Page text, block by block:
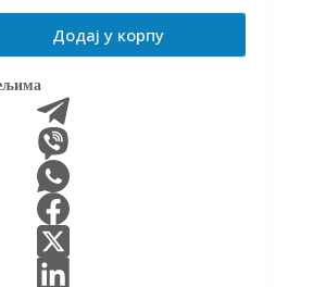
Додај у корпу